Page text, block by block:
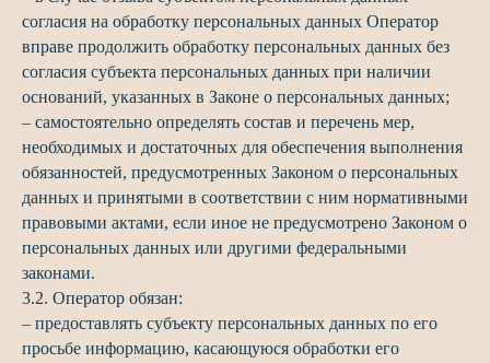
согласия на обработку персональных данных Оператор
вправе продолжить обработку персональных данных без
согласия субъекта персональных данных при наличии
оснований, указанных в Законе о персональных данных;
– самостоятельно определять состав и перечень мер,
необходимых и достаточных для обеспечения выполнения
обязанностей, предусмотренных Законом о персональных
данных и принятыми в соответствии с ним нормативными
правовыми актами, если иное не предусмотрено Законом о
персональных данных или другими федеральными
законами.
3.2. Оператор обязан:
– предоставлять субъекту персональных данных по его
просьбе информацию, касающуюся обработки его